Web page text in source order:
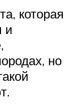
которая
и
но